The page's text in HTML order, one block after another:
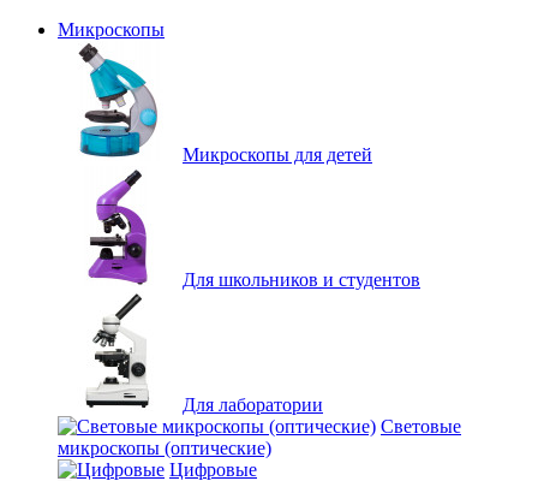
Микроскопы
Микроскопы для детей
Для школьников и студентов
Для лаборатории
Световые
микроскопы (оптические)
Цифровые